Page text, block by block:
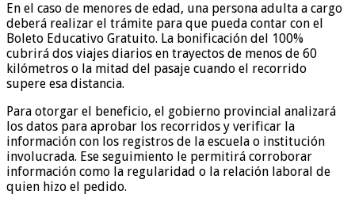
En el caso de menores de edad, una persona adulta a cargo
deberá realizar el trámite para que pueda contar con el
Boleto Educativo Gratuito. La bonificación del 100%
cubrirá dos viajes diarios en trayectos de menos de 60
kilómetros o la mitad del pasaje cuando el recorrido
supere esa distancia.
Para otorgar el beneficio, el gobierno provincial analizará
los datos para aprobar los recorridos y verificar la
información con los registros de la escuela o institución
involucrada. Ese seguimiento le permitirá corroborar
información como la regularidad o la relación laboral de
quien hizo el pedido.